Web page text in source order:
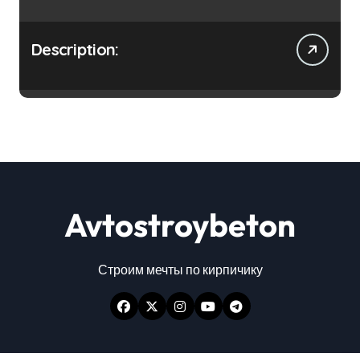
Description:
Avtostroybeton
Строим мечты по кирпичику